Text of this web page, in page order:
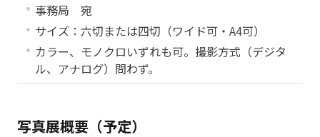
事務局 宛
サイズ：六切または四切（ワイド可・A4可）
カラー、モノクロいずれも可。撮影方式（デジタ
ル、アナログ）問わず。
写真展概要（予定）